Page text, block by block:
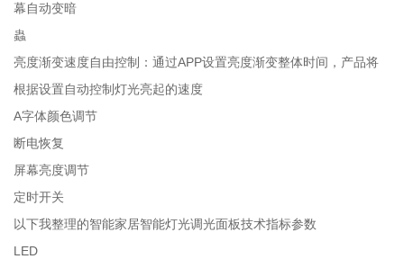
幕自动变暗
蟲
亮度渐变速度自由控制：通过APP设置亮度渐变整体时间，产品将
根据设置自动控制灯光亮起的速度
A字体颜色调节
断电恢复
屏幕亮度调节
定时开关
以下我整理的智能家居智能灯光调光面板技术指标参数
LED